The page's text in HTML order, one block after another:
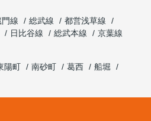
線 総武線
都営浅草線
日比谷線 総武本線
京葉線
陽町 南砂町 葛西
船堀